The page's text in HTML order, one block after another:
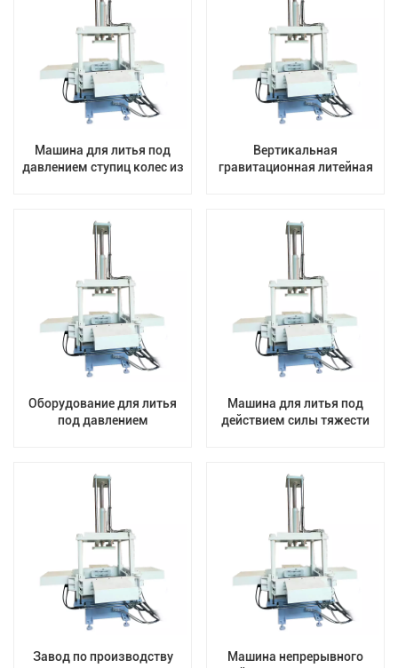
Машина для литья под
давлением ступиц колес из
Вертикальная
гравитационная литейная
Оборудование для литья
под давлением
Машина для литья под
действием силы тяжести
Завод по производству
Машина непрерывного